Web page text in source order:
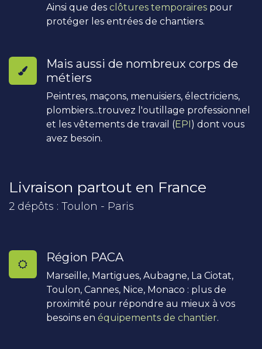
Ainsi que des clôtures temporaires pour
protéger les entrées de chantiers.
Mais aussi de nombreux corps de
métiers
Peintres, maçons, menuisiers, électriciens,
plombiers...trouvez l'outillage professionnel
et les vêtements de travail (EPI ) dont vous
avez besoin.
Livraison partout en France
2 dépôts : Toulon - Paris
Région PACA
Marseille, Martigues, Aubagne, La Ciotat,
Toulon, Cannes, Nice, Monaco : plus de
proximité pour répondre au mieux à vos
besoins en équipements de chantier.